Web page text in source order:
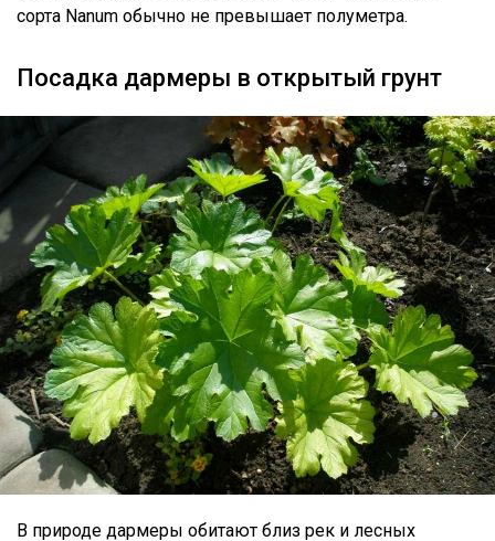
сорта Nanum обычно не превышает полуметра.
Посадка дармеры в открытый грунт
В природе дармеры обитают близ рек и лесных